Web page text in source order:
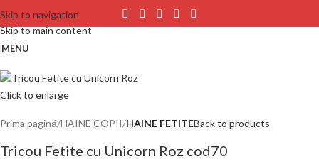
Skip to navigation
Skip to main content
MENU
Click to enlarge
Prima pagină HAINE COPII HAINE FETITEBack to products
Tricou Fetite cu Unicorn Roz cod70